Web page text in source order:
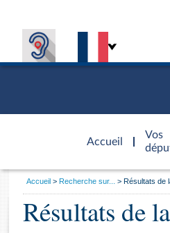
Accueil
d'accueil
Vos
Général
Vous
Accueil Recherche sur... Résultats de
Résultats de